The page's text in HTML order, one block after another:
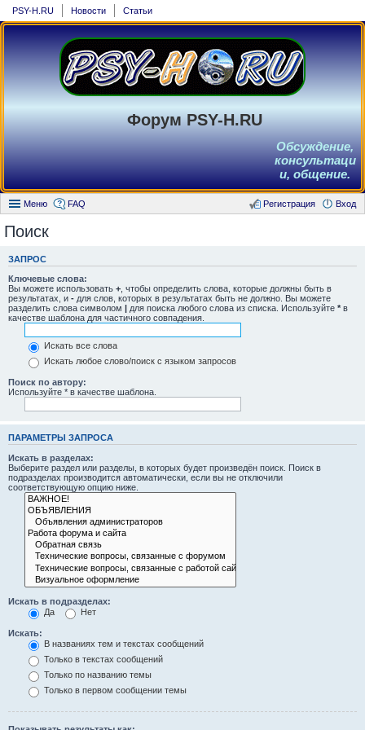
PSY-H.RU Новости Статьи
Форум PSY-H.RU
Обсуждение,
консультаци
и, общение.
Меню FAQ Вход
Регистрация
Поиск
ЗАПРОС
Ключевые слова:
Вы можете использовать + , чтобы определить слова, которые должны быть в
результатах, и - для слов, которых в результатах быть не должно. Вы можете
разделить слова символом | для поиска любого слова из списка. Используйте * в
качестве шаблона для частичного совпадения.
Искать все слова
Искать любое слово/поиск с языком запросов
Поиск по автору:
Используйте * в качестве шаблона.
ПАРАМЕТРЫ ЗАПРОСА
Искать в разделах:
Выберите раздел или разделы, в которых будет произведён поиск. Поиск в
подразделах производится автоматически, если вы не отключили
соответствующую опцию ниже.
Искать в подразделах:
Да
Нет
Искать:
В названиях тем и текстах сообщений
Только в текстах сообщений
Только по названию темы
Только в первом сообщении темы